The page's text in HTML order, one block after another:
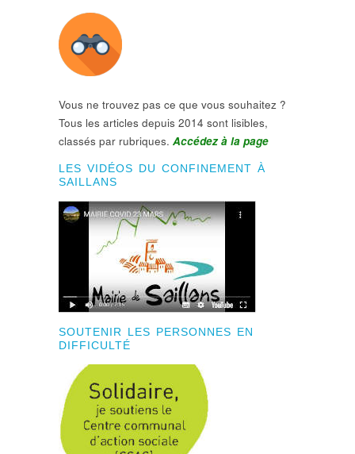
Vous ne trouvez pas ce que vous souhaitez ?
Tous les articles depuis 2014 sont lisibles,
classés par rubriques. Accédez à la page
LES VIDÉOS DU CONFINEMENT À
SAILLANS
SOUTENIR LES PERSONNES EN
DIFFICULTÉ